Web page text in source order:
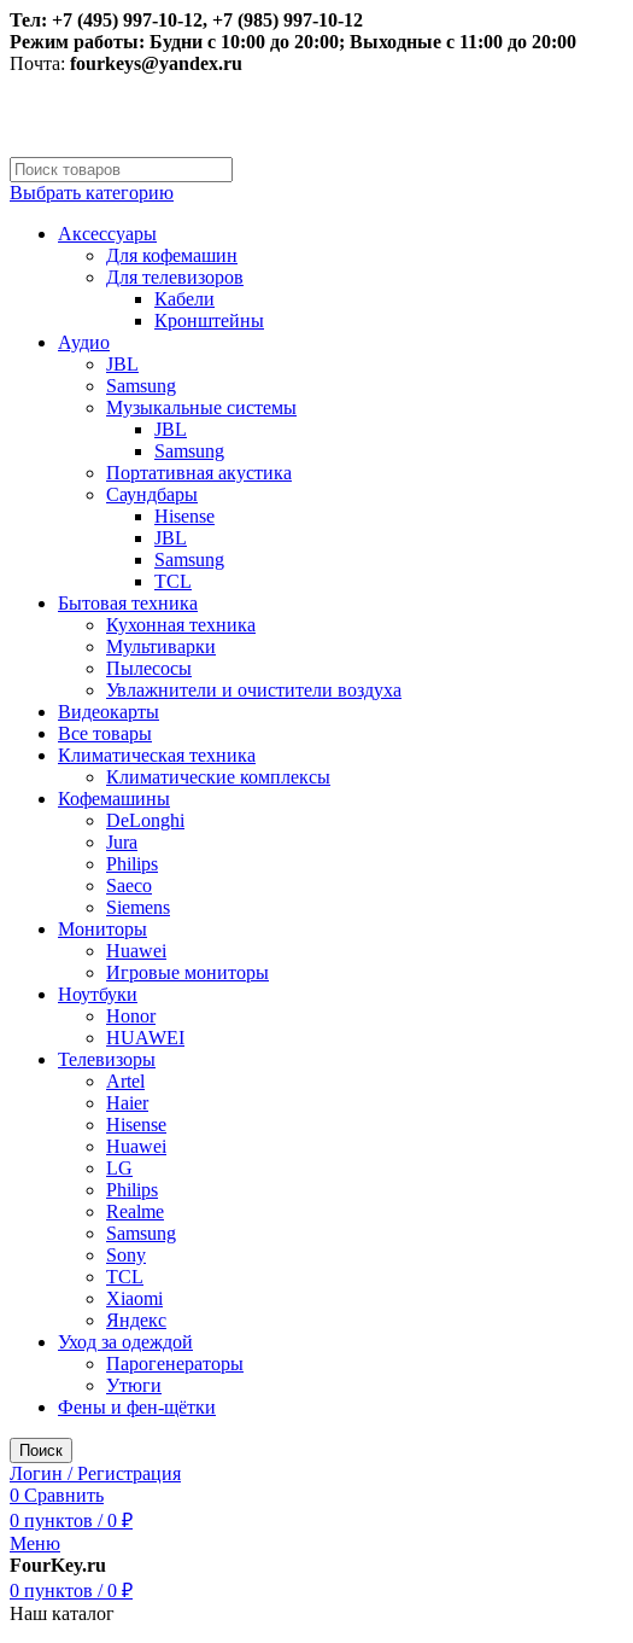
Тел: +7 (495) 997-10-12, +7 (985) 997-10-12
Режим работы: Будни с 10:00 до 20:00; Выходные с 11:00 до 20:00
Почта: fourkeys@yandex.ru
Выбрать категорию
Аксессуары
Для кофемашин
Для телевизоров
Кабели
Кронштейны
Аудио
JBL
Samsung
Музыкальные системы
JBL
Samsung
Портативная акустика
Саундбары
Hisense
JBL
Samsung
TCL
Бытовая техника
Кухонная техника
Мультиварки
Пылесосы
Увлажнители и очистители воздуха
Видеокарты
Все товары
Климатическая техника
Климатические комплексы
Кофемашины
DeLonghi
Jura
Philips
Saeco
Siemens
Мониторы
Huawei
Игровые мониторы
Ноутбуки
Honor
HUAWEI
Телевизоры
Artel
Haier
Hisense
Huawei
LG
Philips
Realme
Samsung
Sony
TCL
Xiaomi
Яндекс
Уход за одеждой
Парогенераторы
Утюги
Фены и фен-щётки
Поиск
Логин / Регистрация
0 Сравнить
0 пунктов / 0 ₽
Меню
FourKey.ru
0 пунктов / 0 ₽
Наш каталог